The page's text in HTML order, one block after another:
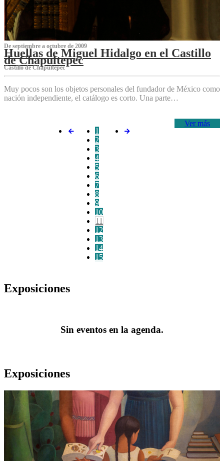
De septiembre a octubre de 2009
Huellas de Miguel Hidalgo en el Castillo
de Chapultepec
Castillo de Chapultepec
Muy pocos son los objetos personales del fundador de México como
nación independiente, el catálogo es corto. Una parte…
Ver más
1
2
3
4
5
6
7
8
9
10
11
12
13
14
15
Exposiciones
Sin eventos en la agenda.
Exposiciones